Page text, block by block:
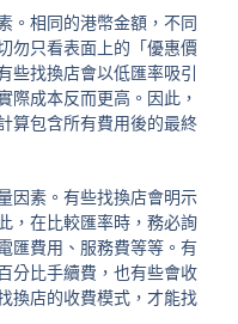
。相同的港幣金額，不同
勿只看表面上的「優惠價
些找換店會以低匯率吸引
際成本反而更高。因此，
算包含所有費用後的最終
因素。有些找換店會明示
，在比較匯率時，務必詢
匯費用、服務費等等。有
分比手續費，也有些會收
換店的收費模式，才能找